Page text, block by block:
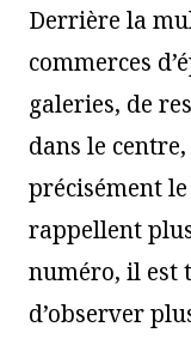
Derrière la
commerces
galeries, de
dans le
précisément
rappellent
numéro, il est
d’observer